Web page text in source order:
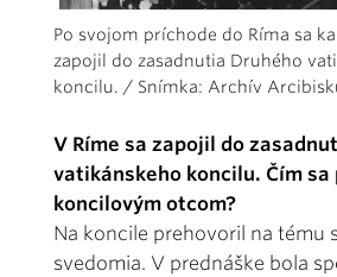
Po svojom príchode do Ríma sa
zapojil do zasadnutia Druhého
koncilu. / Snímka: Archív
V Ríme sa zapojil do
vatikánskeho koncilu. Čím sa
koncilovým otcom?
Na koncile prehovoril na tému
svedomia. V prednáške bola